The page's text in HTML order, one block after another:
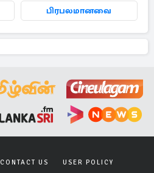
பிரபலமானவை
CONTACT US USER POLICY